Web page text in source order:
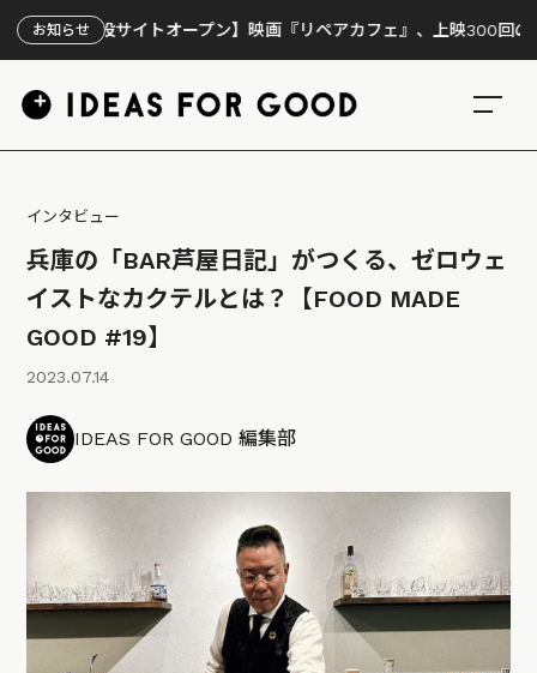
お知らせ
イトオープン】映画『リペアカフェ』、上映300回の先で見えてきた
インタビュー
兵庫の「BAR芦屋日記」がつくる、ゼロウェ
イストなカクテルとは？【FOOD MADE
GOOD #19】
2023.07.14
IDEAS FOR GOOD 編集部